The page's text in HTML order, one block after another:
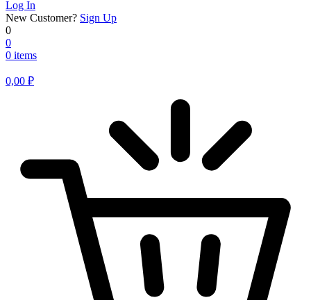
Log In
New Customer? Sign Up
0
0
0 items
0,00 ₽